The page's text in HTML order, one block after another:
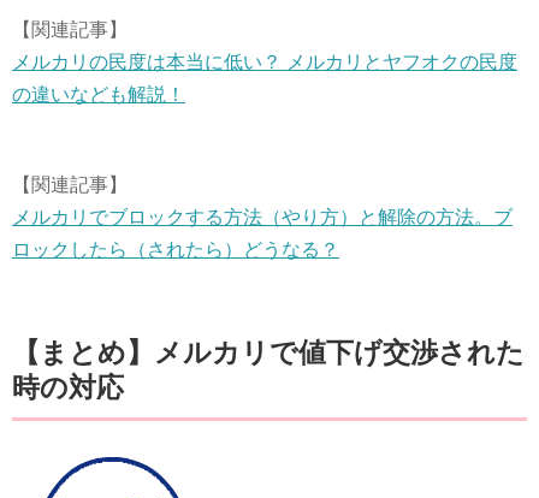
【関連記事】
メルカリの民度は本当に低い？ メルカリとヤフオクの民度
の違いなども解説！
【関連記事】
メルカリでブロックする方法（やり方）と解除の方法。ブ
ロックしたら（されたら）どうなる？
【まとめ】メルカリで値下げ交渉された
時の対応